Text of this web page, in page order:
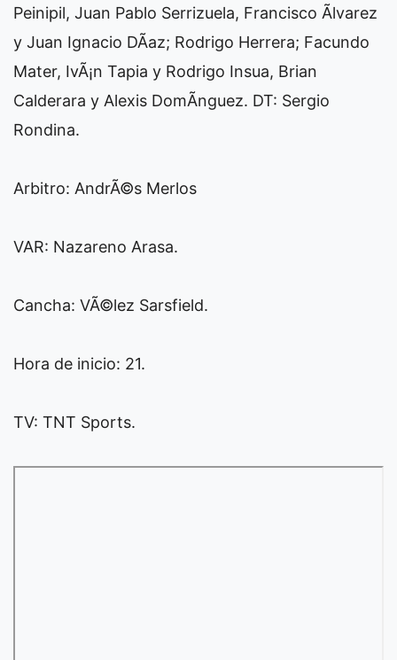
Peinipil, Juan Pablo Serrizuela, Francisco Ãlvarez
y Juan Ignacio DÃ­az; Rodrigo Herrera; Facundo
Mater, IvÃ¡n Tapia y Rodrigo Insua, Brian
Calderara y Alexis DomÃ­nguez. DT: Sergio
Rondina.
Arbitro: AndrÃ©s Merlos
VAR: Nazareno Arasa.
Cancha: VÃ©lez Sarsfield.
Hora de inicio: 21.
TV: TNT Sports.